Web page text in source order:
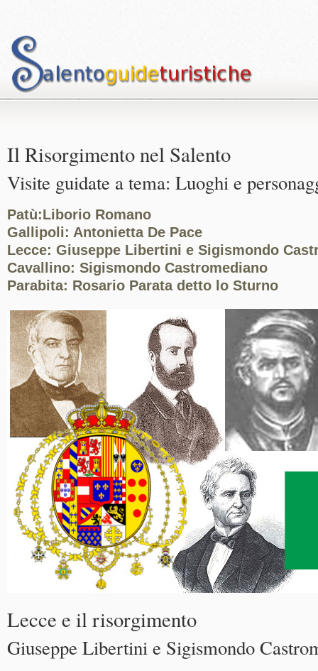
Il Risorgimento nel Salento
Visite guidate a tema: Luoghi e
Patù:Liborio Romano
Gallipoli: Antonietta De Pace
Lecce: Giuseppe Libertini e Sigismondo
Cavallino: Sigismondo Castromediano
Parabita: Rosario Parata detto lo Sturno
Lecce e il risorgimento
Giuseppe Libertini e Sigismondo